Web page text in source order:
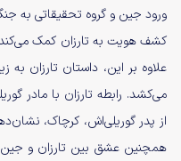
ورود جین و گروه تحقیقاتی به
کشف هویت به تارزان کمک می‌کند
علاوه بر این، داستان تارزان به
می‌کشد. رابطه تارزان با مادر
از پدر گوریلی‌اش، کرچاک،
همچنین عشق بین تارزان و